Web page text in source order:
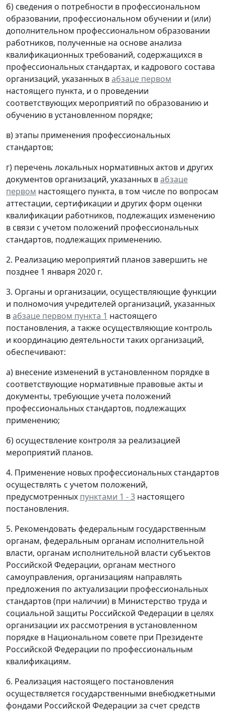
б) сведения о потребности в профессиональном
образовании, профессиональном обучении и (или)
дополнительном профессиональном образовании
работников, полученные на основе анализа
квалификационных требований, содержащихся в
профессиональных стандартах, и кадрового состава
организаций, указанных вабзаце первом
настоящего пункта, и о проведении
соответствующих мероприятий по образованию и
обучению в установленном порядке;
в) этапы применения профессиональных
стандартов;
г) перечень локальных нормативных актов и других
документов организаций, указанных вабзаце
первом настоящего пункта, в том числе по вопросам
аттестации, сертификации и других форм оценки
квалификации работников, подлежащих изменению
в связи с учетом положений профессиональных
стандартов, подлежащих применению.
2. Реализацию мероприятий планов завершить не
позднее 1 января 2020 г.
3. Органы и организации, осуществляющие функции
и полномочия учредителей организаций, указанных
вабзаце первом пункта 1 настоящего
постановления, а также осуществляющие контроль
и координацию деятельности таких организаций,
обеспечивают:
а) внесение изменений в установленном порядке в
соответствующие нормативные правовые акты и
документы, требующие учета положений
профессиональных стандартов, подлежащих
применению;
б) осуществление контроля за реализацией
мероприятий планов.
4. Применение новых профессиональных стандартов
осуществлять с учетом положений,
предусмотренных пунктами 1 - 3 настоящего
постановления.
5. Рекомендовать федеральным государственным
органам, федеральным органам исполнительной
власти, органам исполнительной власти субъектов
Российской Федерации, органам местного
самоуправления, организациям направлять
предложения по актуализации профессиональных
стандартов (при наличии) в Министерство труда и
социальной защиты Российской Федерации в целях
организации их рассмотрения в установленном
порядке в Национальном совете при Президенте
Российской Федерации по профессиональным
квалификациям.
6. Реализация настоящего постановления
осуществляется государственными внебюджетными
фондами Российской Федерации за счет средств